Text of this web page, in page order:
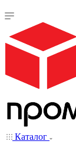
Каталог